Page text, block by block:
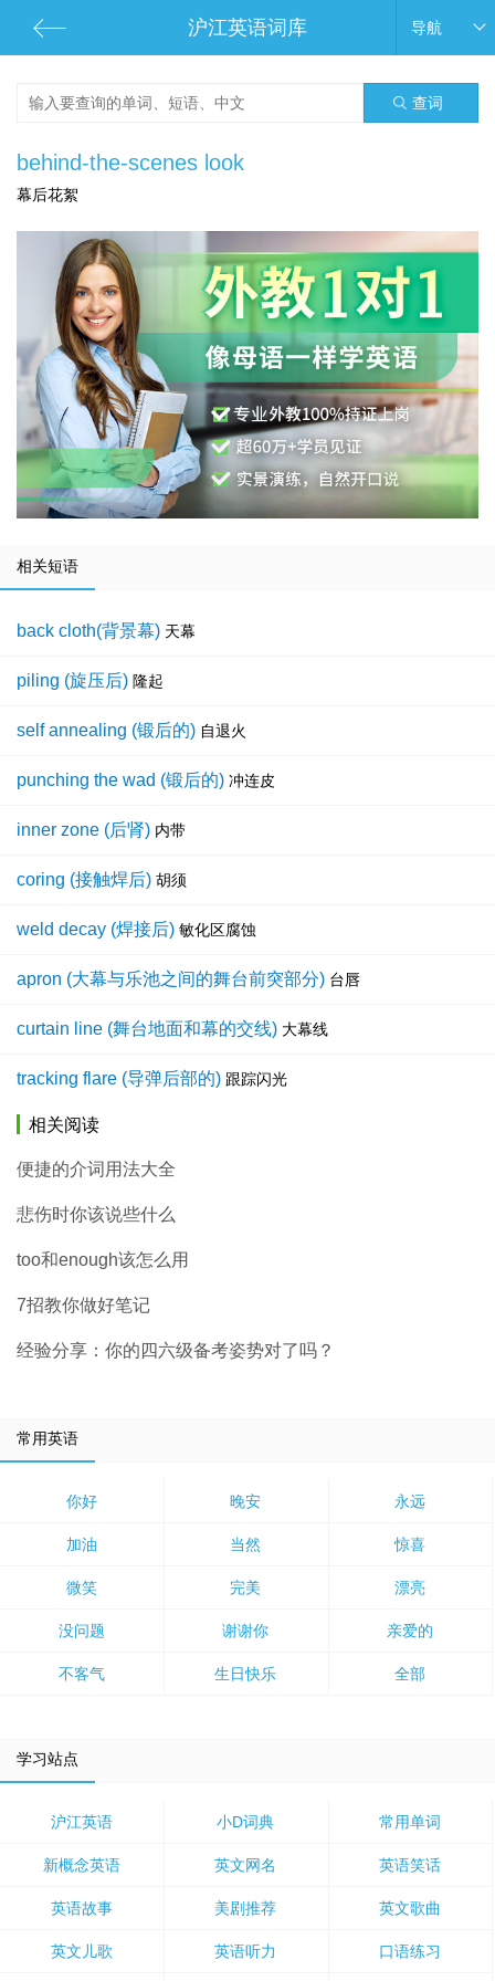
沪江英语词库 导航
查词
behind-the-scenes look
幕后花絮
相关短语
back cloth(背景幕) 天幕
piling (旋压后) 隆起
self annealing (锻后的) 自退火
punching the wad (锻后的) 冲连皮
inner zone (后肾) 内带
coring (接触焊后) 胡须
weld decay (焊接后) 敏化区腐蚀
apron (大幕与乐池之间的舞台前突部分) 台唇
curtain line (舞台地面和幕的交线) 大幕线
tracking flare (导弹后部的) 跟踪闪光
相关阅读
便捷的介词用法大全
悲伤时你该说些什么
too和enough该怎么用
7招教你做好笔记
经验分享：你的四六级备考姿势对了吗？
常用英语
你好 晚安 永远
加油 当然 惊喜
微笑 完美 漂亮
没问题 谢谢你 亲爱的
不客气 生日快乐 全部
学习站点
沪江英语 小D词典 常用单词
新概念英语 英文网名 英语笑话
英语故事 美剧推荐 英文歌曲
英文儿歌 英语听力 口语练习